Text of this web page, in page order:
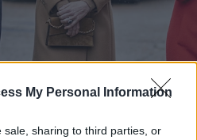
My Personal Information
sale, sharing to third parties, or